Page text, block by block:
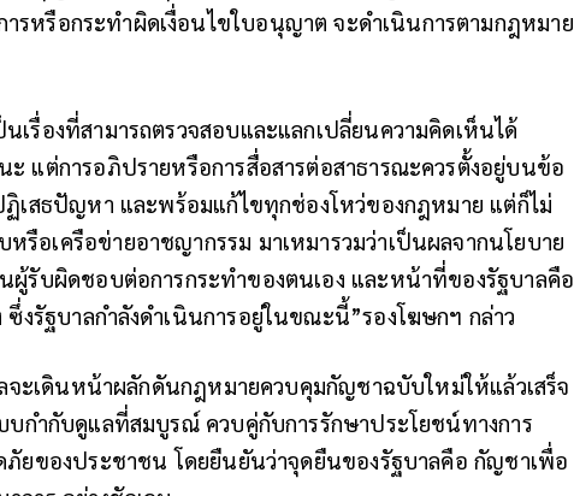
รหรือกระทำผิดเงื่อนไขใบอนุญาต จะดำเนินการตามกฎหมาย
เรื่องที่สามารถตรวจสอบและแลกเปลี่ยนความคิดเห็นได้
แต่การอภิปรายหรือการสื่อสารต่อสาธารณะควรตั้งอยู่บนข้อ
ฏิเสธปัญหา และพร้อมแก้ไขทุกช่องโหว่ของกฎหมาย แต่ก็ไม่
รือเครือข่ายอาชญากรรม มาเหมารวมว่าเป็นผลจากนโยบาย
ผู้รับผิดชอบต่อการกระทำของตนเอง และหน้าที่ของรัฐบาลคือ
ซึ่งรัฐบาลกำลังดำเนินการอยู่ในขณะนี้”รองโฆษกฯ กล่าว
ลจะเดินหน้าผลักดันกฎหมายควบคุมกัญชาฉบับใหม่ให้แล้วเสร็จ
บกำกับดูแลที่สมบูรณ์ ควบคู่กับการรักษาประโยชน์ทางการ
ยของประชาชน โดยยืนยันว่าจุดยืนของรัฐบาลคือ กัญชาเพื่อ